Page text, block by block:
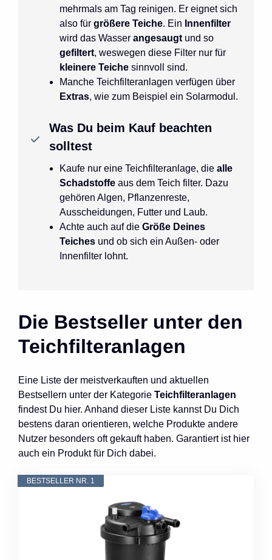
mehrmals am Tag reinigen. Er eignet sich
also für größere Teiche. Ein Innenfilter
wird das Wasser angesaugt und so
gefiltert, weswegen diese Filter nur für
kleinere Teiche sinnvoll sind.
Manche Teichfilteranlagen verfügen über
Extras, wie zum Beispiel ein Solarmodul.
Was Du beim Kauf beachten
solltest
Kaufe nur eine Teichfilteranlage, die alle
Schadstoffe aus dem Teich filter. Dazu
gehören Algen, Pflanzenreste,
Ausscheidungen, Futter und Laub.
Achte auch auf die Größe Deines
Teiches und ob sich ein Außen- oder
Innenfilter lohnt.
Die Bestseller unter den
Teichfilteranlagen
Eine Liste der meistverkauften und aktuellen
Bestsellern unter der Kategorie Teichfilteranlagen
findest Du hier. Anhand dieser Liste kannst Du Dich
bestens daran orientieren, welche Produkte andere
Nutzer besonders oft gekauft haben. Garantiert ist hier
auch ein Produkt für Dich dabei.
BESTSELLER NR. 1